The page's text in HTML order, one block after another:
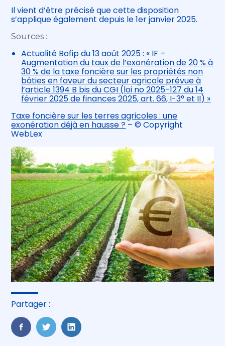
Il vient d’être précisé que cette disposition
s’applique également depuis le 1er janvier 2025.
Sources :
Actualité Bofip du 13 août 2025 : « IF –
Augmentation du taux de l’exonération de 20 % à
30 % de la taxe foncière sur les propriétés non
bâties en faveur du secteur agricole prévue à
l’article 1394 B bis du CGI (loi no 2025-127 du 14
février 2025 de finances 2025, art. 66, I-3° et II) »
Taxe foncière sur les terres agricoles : une
exonération déjà en hausse ? – © Copyright
WebLex
Partager :
FaceBook
TwitterLinkedIn